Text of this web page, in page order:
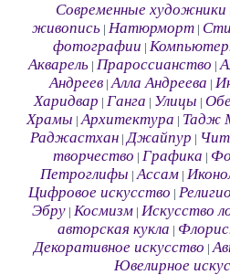
Современные художники
живопись| Натюрморт|
фотографии |
Акварель| Прароссианство |
Андреев |Алла Андреева |
Харидвар |Ганга Улицы |
Храмы |Архитектура Тадж
Раджастхан|Джайпур
творчество Графика
Петроглифы |Ассам|
Цифровое искусство
Эбру |Космизм |Искусство
авторская кукла
Декоративное искусство |
Ювелирное